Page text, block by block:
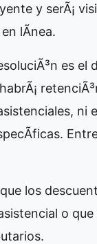
y serÃ¡
lÃ­nea.
es el
ni
los
o